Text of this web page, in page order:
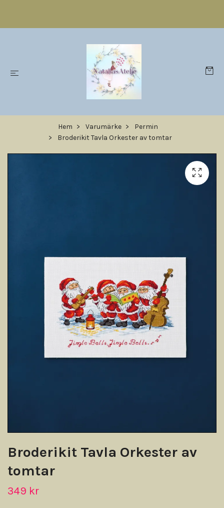
Hem Varumärke
Permin
Broderikit Tavla Orkester av tomtar
Broderikit Tavla Orkester av
tomtar
349 kr